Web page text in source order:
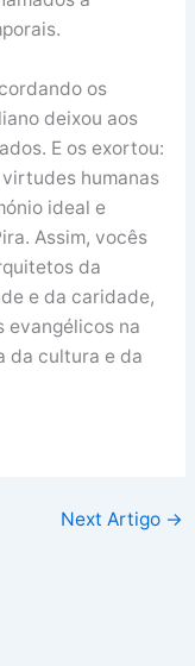
os
deixou aos
E os exortou:
humanas
ideal e
Assim, vocês
da
e da caridade,
evangélicos na
da cultura e da
Next Artigo →